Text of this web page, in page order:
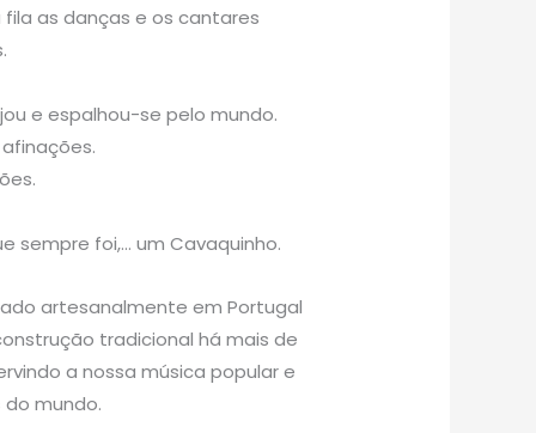
as danças e os cantares
e espalhou-se pelo mundo.
sempre foi,… um Cavaquinho.
artesanalmente em Portugal
tradicional há mais de
a nossa música popular e
mundo.